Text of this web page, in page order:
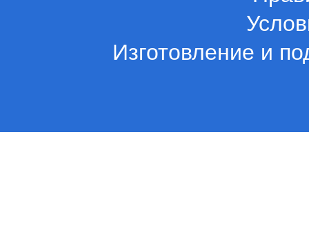
Изготовление и